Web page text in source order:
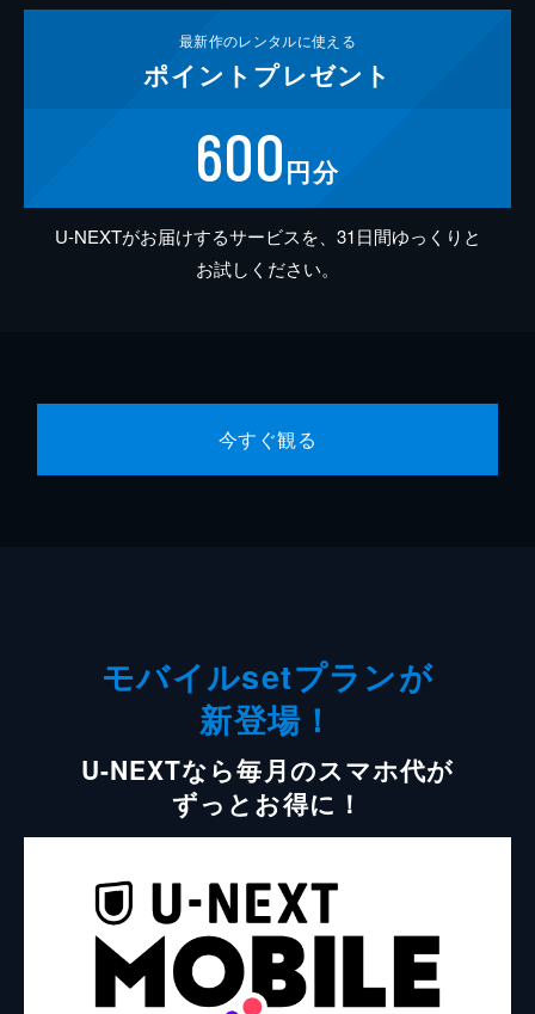
最新作のレンタルに使える
ポイント プレゼント
600円分
U-NEXTがお届けするサービスを、31日間ゆっくりと
お試しください。
今すぐ観る
モバイルsetプランが
新登場！
U-NEXTなら毎月のスマホ代が
ずっとお得に！